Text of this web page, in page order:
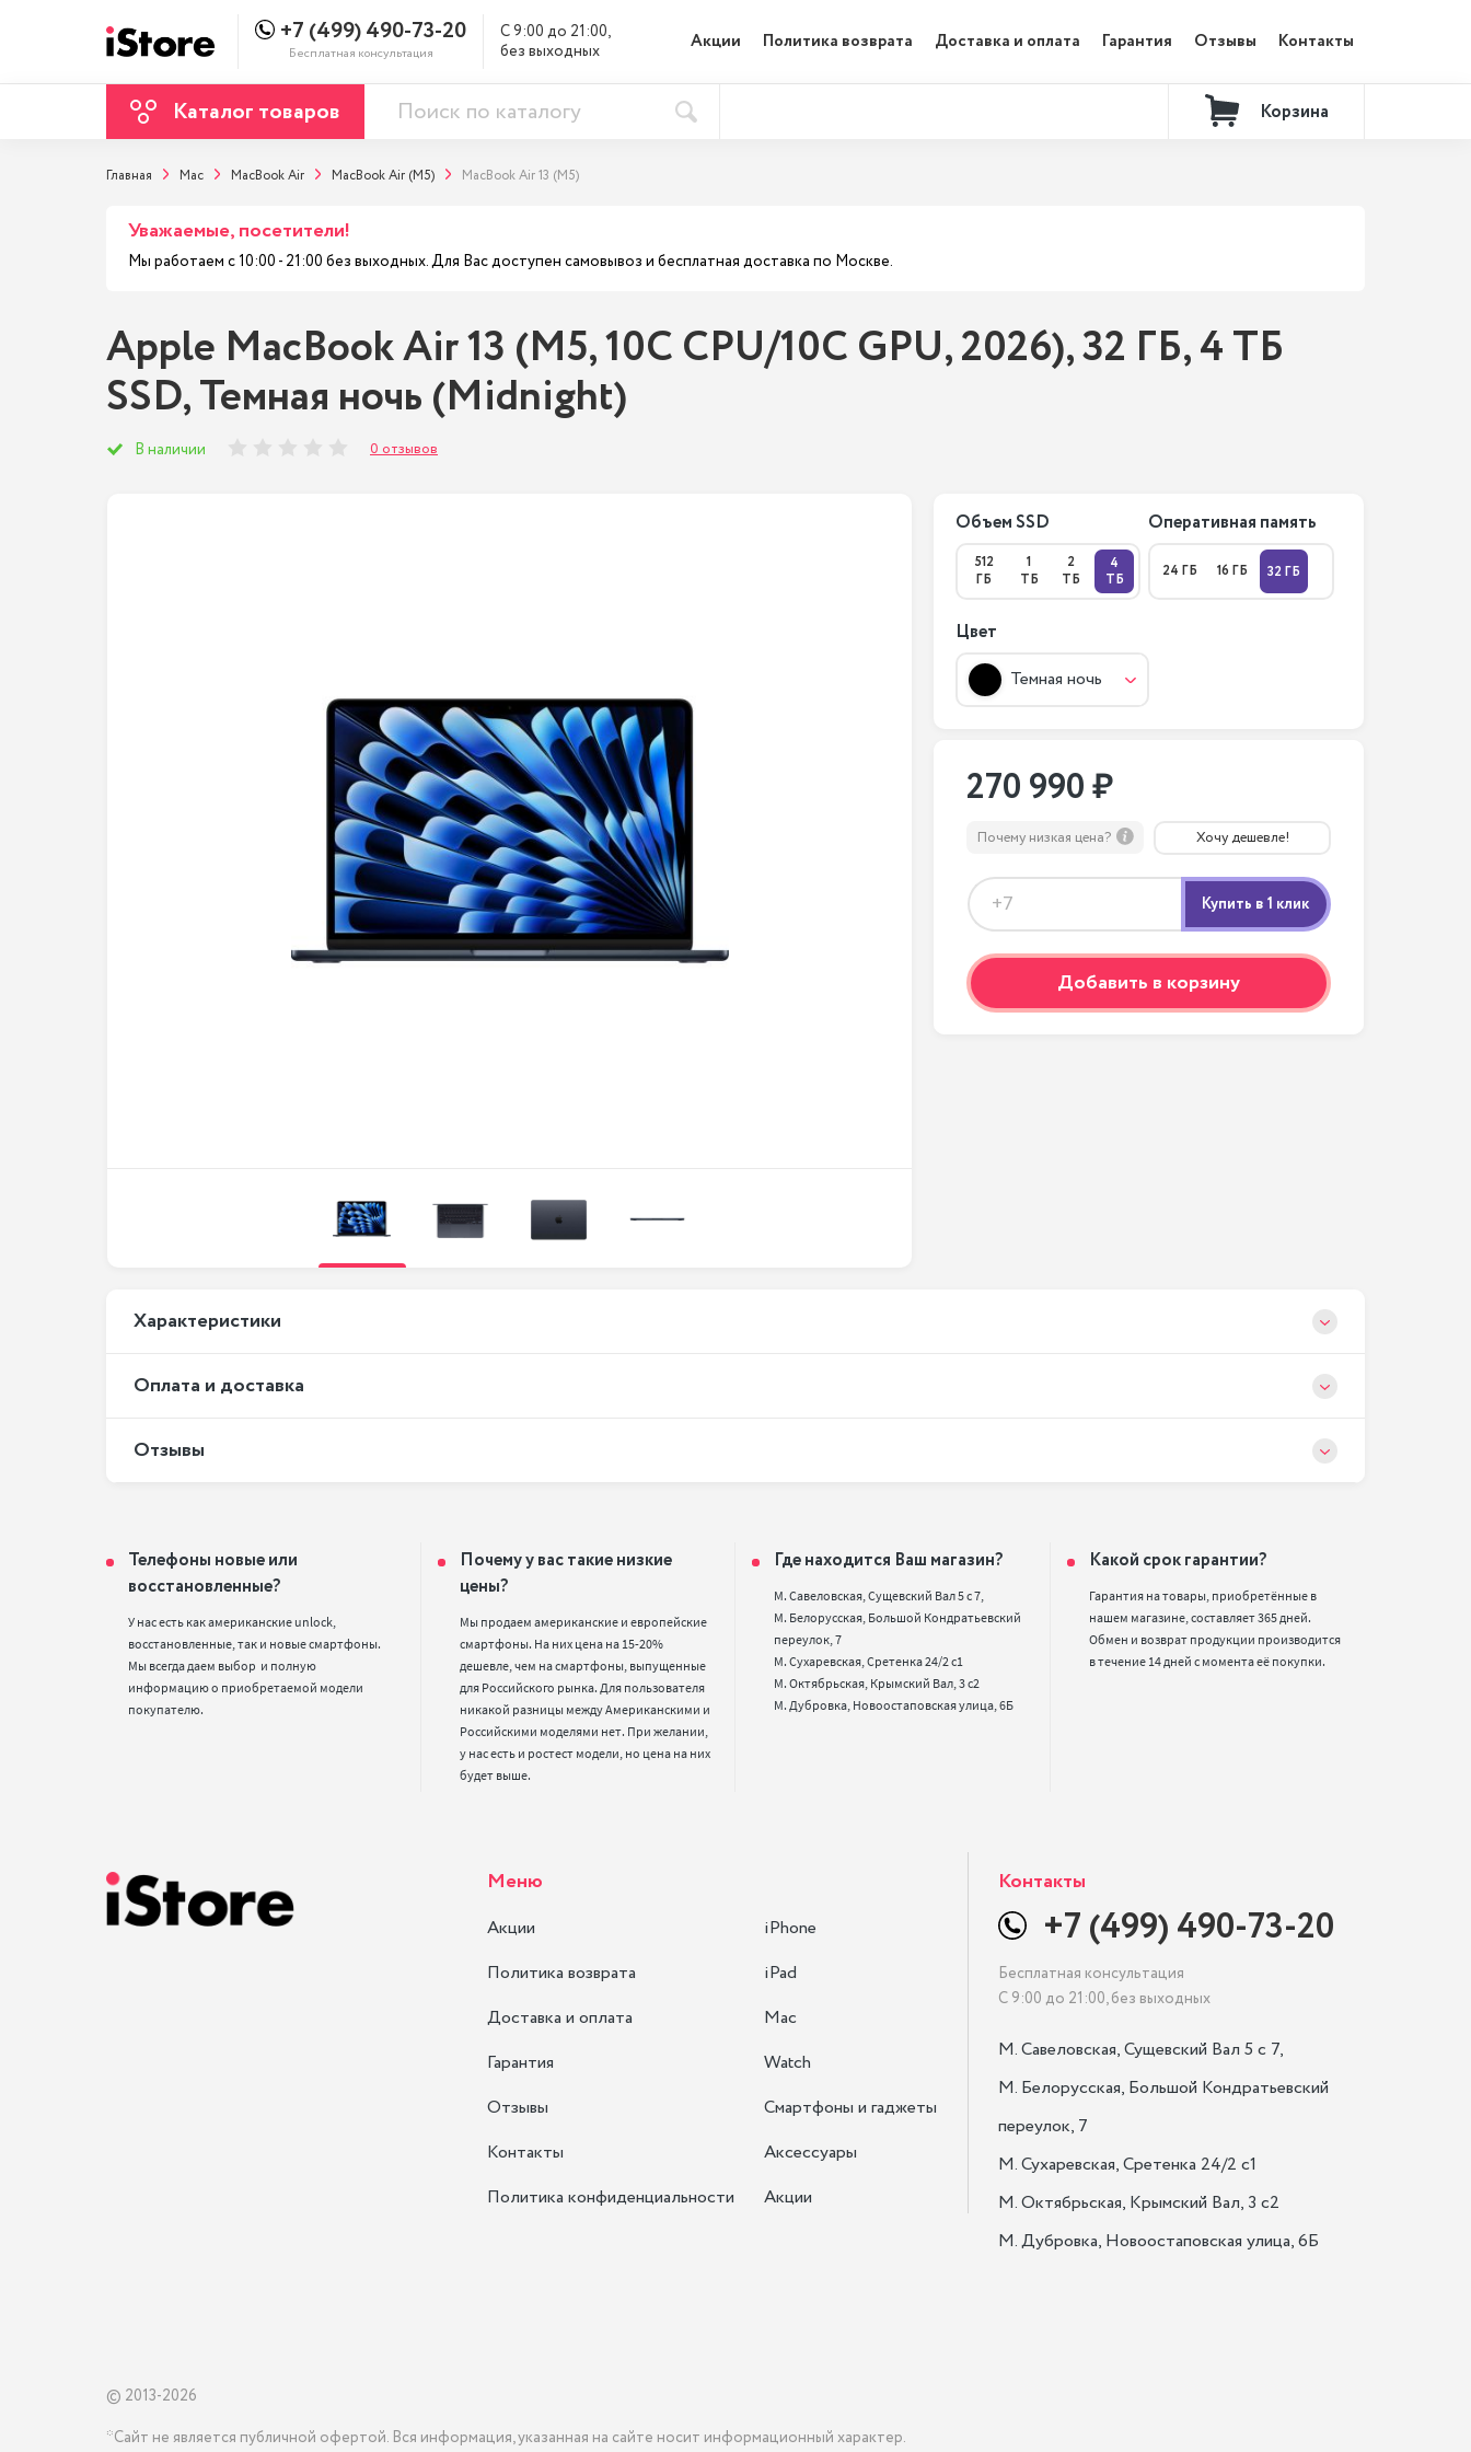
+7 (499) 490-73-20
Бесплатная консультация
С 9:00 до 21:00,
без выходных
Акции Политика возврата Доставка и оплата Гарантия Отзывы Контакты
Каталог товаров Корзина
Главная Mac MacBook Air MacBook Air (M5) MacBook Air 13 (M5)
Уважаемые, посетители!
Мы работаем с 10:00 - 21:00 без выходных. Для Вас доступен самовывоз и бесплатная доставка по Москве.
Apple MacBook Air 13 (M5, 10C CPU/10C GPU, 2026), 32 ГБ, 4 ТБ
SSD, Темная ночь (Midnight)
В наличии 0 отзывов
Объем SSD
512
ГБ
1
ТБ
2
ТБ
4
ТБ
Оперативная память
24 ГБ 16 ГБ 32 ГБ
Цвет
Темная ночь
270 990 ₽
Почему низкая цена? Хочу дешевле!
Добавить в корзину
Xарактеристики
Оплата и доставка
Отзывы
Телефоны новые или
восстановленные?
У нас есть как американские unlock,
восстановленные, так и новые смартфоны.
Мы всегда даем выбор  и полную
информацию о приобретаемой модели
покупателю.
Почему у вас такие низкие
цены?
Мы продаем американские и европейские
смартфоны. На них цена на 15-20%
дешевле, чем на смартфоны, выпущенные
для Российского рынка. Для пользователя
никакой разницы между Американскими и
Российскими моделями нет. При желании,
у нас есть и ростест модели, но цена на них
будет выше.
Где находится Ваш магазин?
М. Савеловская, Сущевский Вал 5 с 7,
М. Белорусская, Большой Кондратьевский
переулок, 7
М. Сухаревская, Сретенка 24/2 с1
М. Октябрьская, Крымский Вал, 3 с2
Какой срок гарантии?
Гарантия на товары, приобретённые в
нашем магазине, составляет 365 дней.
Обмен и возврат продукции производится
в течение 14 дней с момента её покупки.
Меню
Акции
Политика возврата
Доставка и оплата
Гарантия
Отзывы
Контакты
Политика конфиденциальности
iPhone
iPad
Mac
Watch
Смартфоны и гаджеты
Аксессуары
Акции
Контакты
+7 (499) 490-73-20
Бесплатная консультация
С 9:00 до 21:00, без выходных
М. Савеловская, Сущевский Вал 5 с 7,
М. Белорусская, Большой Кондратьевский
переулок, 7
М. Сухаревская, Сретенка 24/2 с1
М. Октябрьская, Крымский Вал, 3 с2
М. Дубровка, Новоостаповская улица, 6Б
© 2013-2026
*Сайт не является публичной офертой. Вся информация, указанная на сайте носит информационный характер.